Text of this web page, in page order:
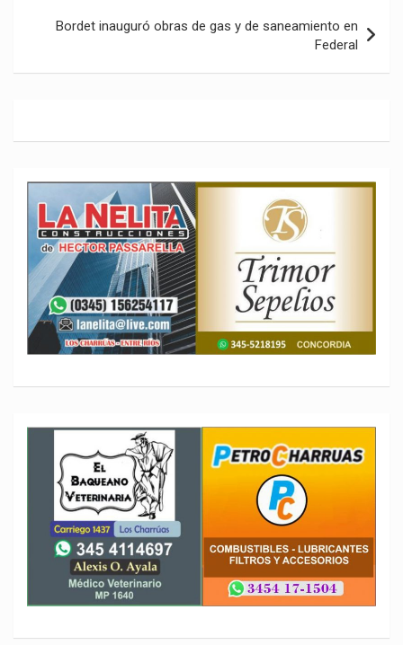
entradas
Bordet inauguró obras de gas y de saneamiento en
Federal